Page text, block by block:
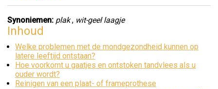
Synoniemen: plak, wit-geel laagje
Inhoud
Welke problemen met de mondgezondheid kunnen op
latere leeftijd ontstaan?
Hoe voorkomt u gaatjes en ontstoken tandvlees als u
ouder wordt?
Reinigen van een plaat- of frameprothese